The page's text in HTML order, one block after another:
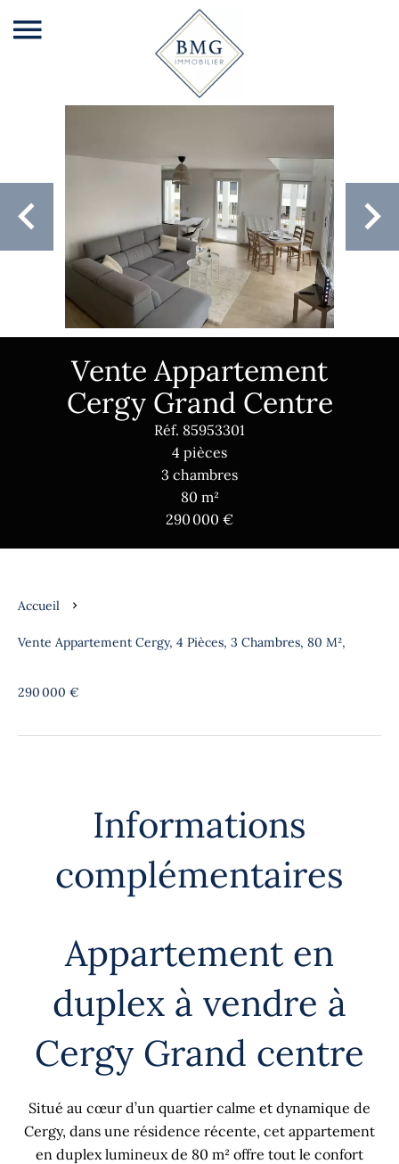
Vente Appartement
Cergy Grand Centre
Réf. 85953301
4 pièces
3 chambres
80 m²
290 000 €
Accueil
Vente Appartement Cergy, 4 Pièces, 3 Chambres, 80 M²,
290 000 €
Informations
complémentaires
Appartement en
duplex à vendre à
Cergy Grand centre
Situé au cœur d’un quartier calme et dynamique de
Cergy, dans une résidence récente, cet appartement
en duplex lumineux de 80 m² offre tout le confort